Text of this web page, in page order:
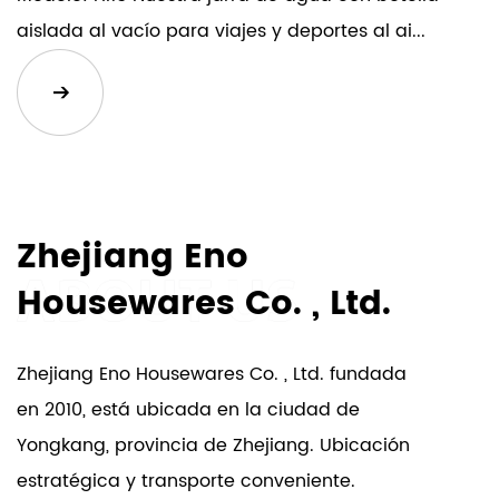
libros de texto) de sus hijos están a salvo de fugas
inesperadas.
Pajita fácil de usar:
biberón está equipado con una práctica pajita, lo
que facilita que los niños tomen sorbos mientras
corriendo entre clases, mantenerse hidratado
nunca ha sido tan fácil.
Construcción duradera:
aislada al vacío para viajes y deportes al ai...
Zhejiang Eno
Housewares Co. , Ltd.
Zhejiang Eno Housewares Co. , Ltd. fundada
en 2010, está ubicada en la ciudad de
Yongkang, provincia de Zhejiang. Ubicación
estratégica y transporte conveniente.